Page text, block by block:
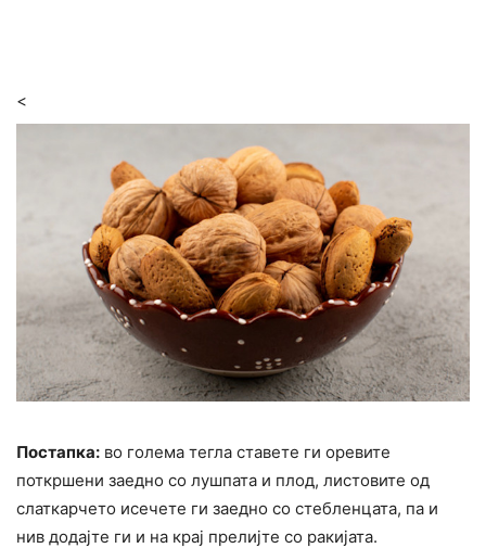
<
Постапка: во голема тегла ставете ги оревите
поткршени заедно со лушпата и плод, листовите од
слаткарчето исечете ги заедно со стебленцата, па и
нив додајте ги и на крај прелијте со ракијата.